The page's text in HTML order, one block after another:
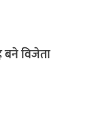
बने विजेता